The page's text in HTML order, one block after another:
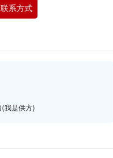
系方式
我是供方)